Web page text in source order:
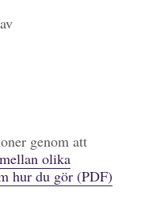
genom att
olika
hur du gör (PDF)